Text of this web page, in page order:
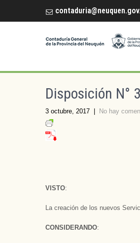
Disposición N°
3 octubre, 2017 No hay
VISTO:
La creación de los nuevos
CONSIDERANDO: